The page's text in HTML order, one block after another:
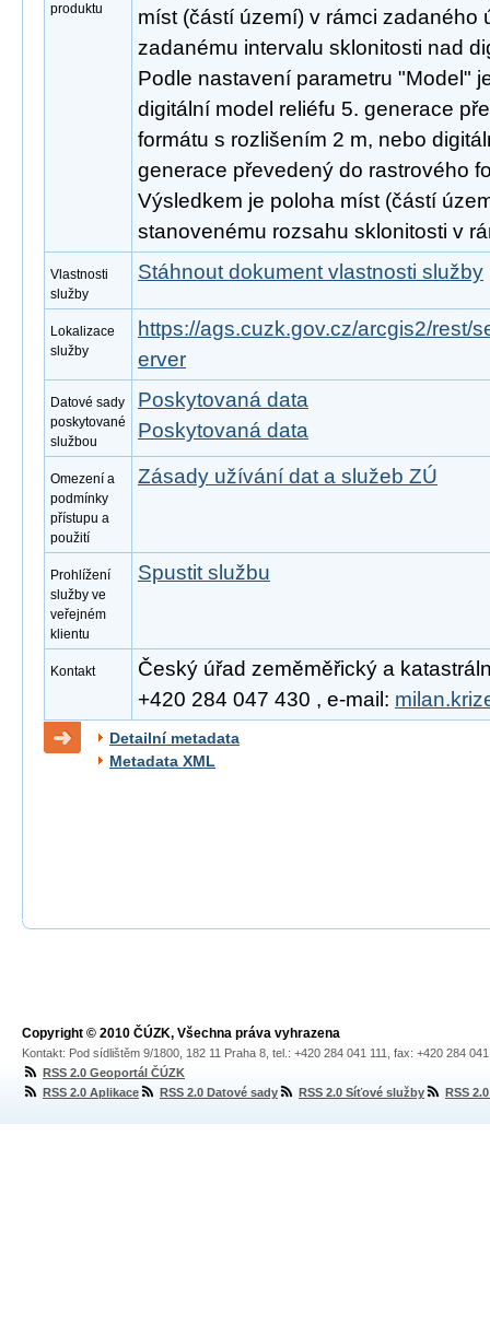
produktu
míst (částí území) v rámci zadaného
zadanému intervalu sklonitosti nad
Podle nastavení parametru "Model"
digitální model reliéfu 5. generace
formátu s rozlišením 2 m, nebo
generace převedený do rastrového
Výsledkem je poloha míst (částí
stanovenému rozsahu sklonitosti v
Vlastnosti
služby
Stáhnout dokument vlastnosti služby
Lokalizace
služby
https://ags.cuzk.gov.cz/arcgis2/rest/
erver
Datové sady
poskytované
službou
Poskytovaná data
Poskytovaná data
Omezení a
podmínky
přístupu a
použití
Zásady užívání dat a služeb ZÚ
Prohlížení
služby ve
veřejném
klientu
Spustit službu
Kontakt
Český úřad zeměměřický a
+420 284 047 430 , e-mail:
Detailní metadata
Metadata XML
Copyright © 2010 ČÚZK, Všechna práva vyhrazena
Kontakt: Pod sídlištěm 9/1800, 182 11 Praha 8, tel.: +420 284 041 111, fax: +420 284
RSS 2.0 Geoportál ČÚZK
RSS 2.0 Aplikace
RSS 2.0 Datové sady RSS 2.0 Síťové služby RSS